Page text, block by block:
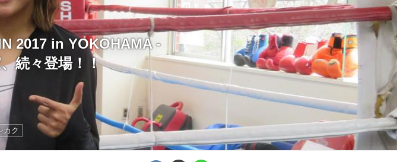
2017 in YOKOHAMA -
続々登場！！
カク